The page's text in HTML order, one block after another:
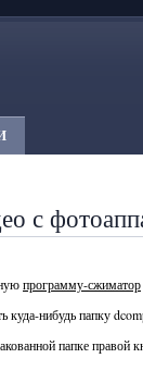
с
программу-сжиматор
куда-нибудь папку
папке правой